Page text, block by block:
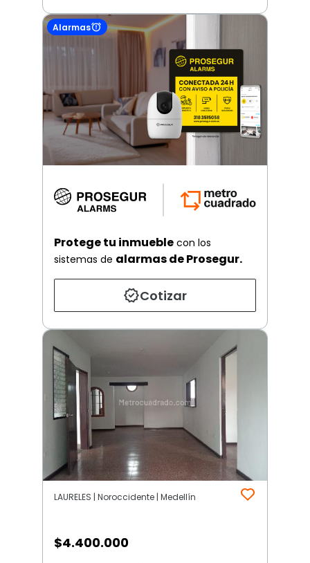
Alarmas
Protege tu inmueble con los
sistemas de alarmas de Prosegur.
Cotizar
LAURELES | Noroccidente | Medellín
$4.400.000